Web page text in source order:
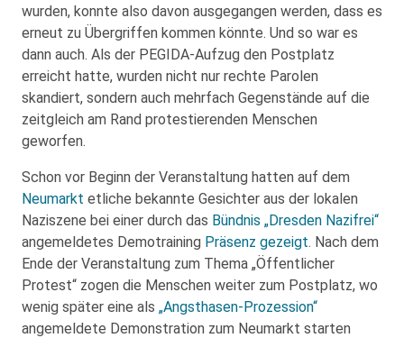
wurden, konnte also davon ausgegangen werden, dass es
erneut zu Übergriffen kommen könnte. Und so war es
dann auch. Als der PEGIDA-Aufzug den Postplatz
erreicht hatte, wurden nicht nur rechte Parolen
skandiert, sondern auch mehrfach Gegenstände auf die
zeitgleich am Rand protestierenden Menschen
geworfen.
Schon vor Beginn der Veranstaltung hatten auf dem
Neumarkt etliche bekannte Gesichter aus der lokalen
Naziszene bei einer durch das Bündnis „Dresden Nazifrei“
angemeldetes Demotraining Präsenz gezeigt. Nach dem
Ende der Veranstaltung zum Thema „Öffentlicher
Protest“ zogen die Menschen weiter zum Postplatz, wo
wenig später eine als „Angsthasen-Prozession“
angemeldete Demonstration zum Neumarkt starten